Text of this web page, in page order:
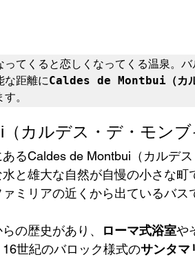
ってくると恋しくなってくる温泉。
な距離にCaldes de Montbui（カル
。
カルデス・デ・モンブ
るCaldes de Montbui（カルデ
と雄大な自然が自慢の小さな
ミリアの近くから出ているバス
の歴史があり、 ローマ式浴室や
世紀のバロック様式のサンタマ